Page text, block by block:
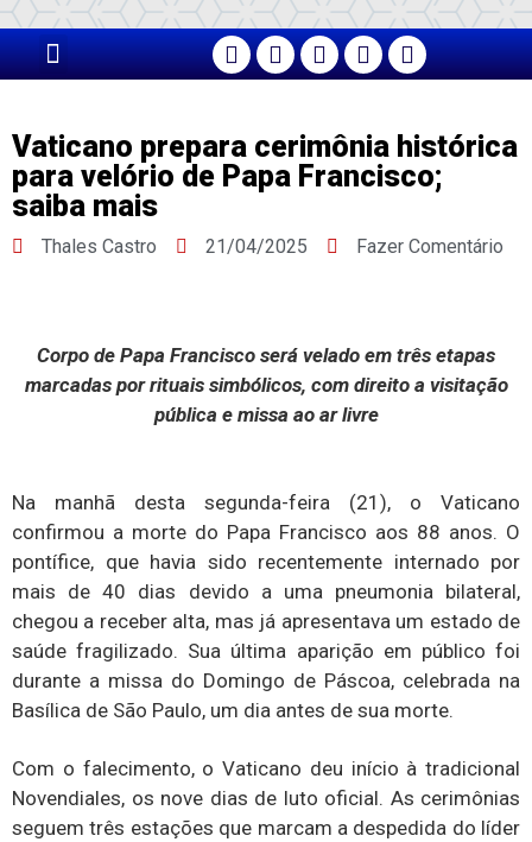
Vaticano prepara cerimônia histórica
para velório de Papa Francisco;
saiba mais
Thales Castro 21/04/2025 Fazer Comentário
Corpo de Papa Francisco será velado em três etapas
marcadas por rituais simbólicos, com direito a visitação
pública e missa ao ar livre
Na manhã desta segunda-feira (21), o Vaticano
confirmou a morte do Papa Francisco aos 88 anos. O
pontífice, que havia sido recentemente internado por
mais de 40 dias devido a uma pneumonia bilateral,
chegou a receber alta, mas já apresentava um estado de
saúde fragilizado. Sua última aparição em público foi
durante a missa do Domingo de Páscoa, celebrada na
Basílica de São Paulo, um dia antes de sua morte.
Com o falecimento, o Vaticano deu início à tradicional
Novendiales, os nove dias de luto oficial. As cerimônias
seguem três estações que marcam a despedida do líder